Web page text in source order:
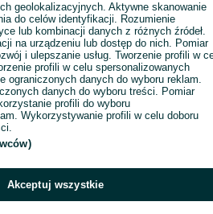
geolokalizacyjnych. Aktywne skanowanie
do celów identyfikacji. Rozumienie
lub kombinacji danych z różnych źródeł.
na urządzeniu lub dostęp do nich. Pomiar
i ulepszanie usług. Tworzenie profili w
profili w celu spersonalizowanych
ograniczonych danych do wyboru reklam.
danych do wyboru treści. Pomiar
profili do wyboru
Wykorzystywanie profili w celu doboru
Akceptuj wszystkie